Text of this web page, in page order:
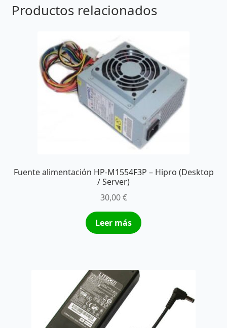
Productos relacionados
Fuente alimentación HP-M1554F3P – Hipro (Desktop
/ Server)
30,00€
Leer más